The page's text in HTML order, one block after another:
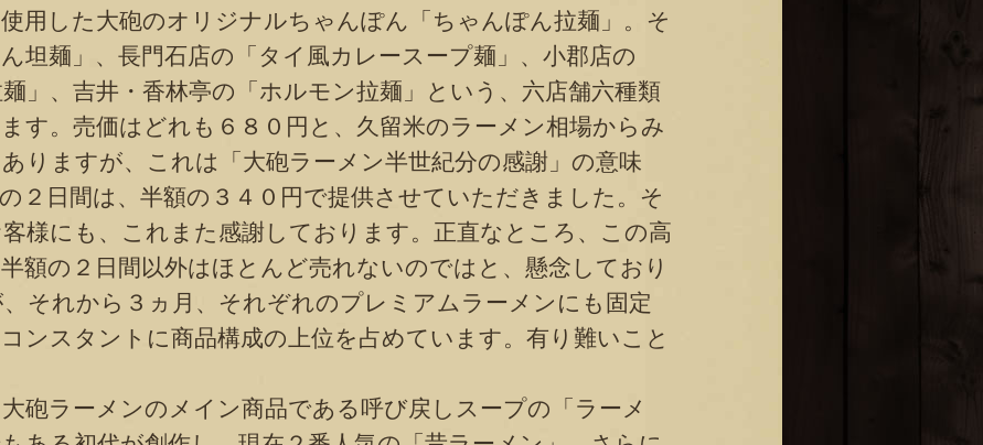
用した大砲のオリジナルちゃんぽん「ちゃんぽん拉麺」。そ
坦麺」、長門石店の「タイ風カレースープ麺」、小郡店の
麺」、吉井・香林亭の「ホルモン拉麺」という、六店舗六種類
す。売価はどれも６８０円と、久留米のラーメン相場からみ
りますが、これは「大砲ラーメン半世紀分の感謝」の意味
２日間は、半額の３４０円で提供させていただきました。そ
様にも、これまた感謝しております。正直なところ、この高
額の２日間以外はほとんど売れないのではと、懸念しており
それから３ヵ月、それぞれのプレミアムラーメンにも固定
ンスタントに商品構成の上位を占めています。有り難いこと
砲ラーメンのメイン商品である呼び戻しスープの「ラーメ